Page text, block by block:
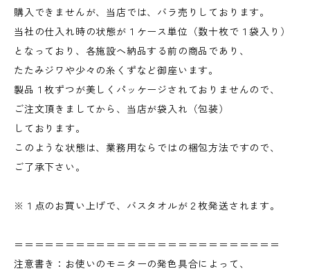
購入できませんが、当店では、バラ売りしております。
当社の仕入れ時の状態が１ケース単位（数十枚で１袋入り）
となっており、各施設へ納品する前の商品であり、
たたみジワや少々の糸くずなど御座います。
製品１枚ずつが美しくパッケージされておりませんので、
ご注文頂きましてから、当店が袋入れ（包装）
しております。
このような状態は、業務用ならではの梱包方法ですので、
ご了承下さい。
※１点のお買い上げで、バスタオルが２枚発送されます。
＝＝＝＝＝＝＝＝＝＝＝＝＝＝＝＝＝＝＝＝＝＝＝＝＝＝
注意書き：お使いのモニターの発色具合によって、